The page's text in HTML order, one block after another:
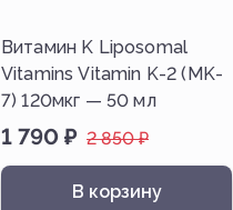
Витамин K Liposomal
Vitamins Vitamin K-2 (MK-
7) 120мкг — 50 мл
1 790 ₽ 2 850₽
В корзину